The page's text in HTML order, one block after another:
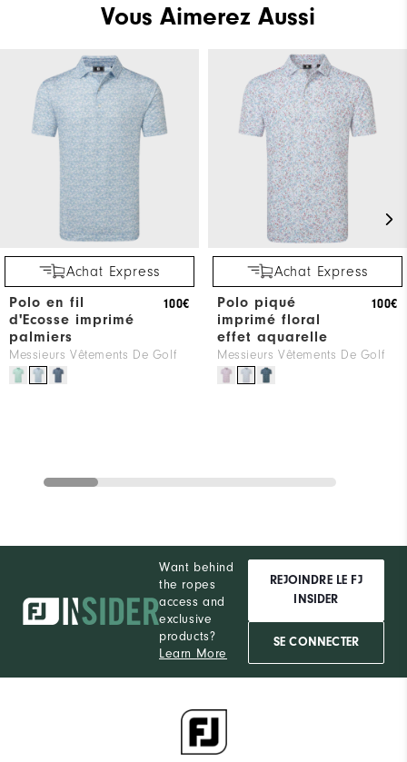
Vous Aimerez Aussi
Achat Express
Polo en fil
d'Ecosse imprimé
palmiers
Messieurs Vêtements De Golf
100€
Achat Express
Polo piqué
imprimé floral
effet aquarelle
Messieurs Vêtements De Golf
100€
Want behind
the ropes
access and
exclusive
products?
Learn More
REJOINDRE LE FJ
INSIDER
SE CONNECTER